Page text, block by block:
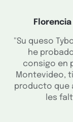
Florencia
"Su queso
he
consigo en
Montevideo,
producto que
les